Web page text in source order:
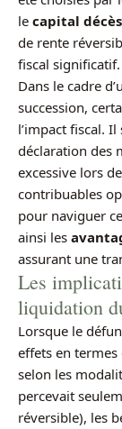
le capital décès
de rente
fiscal significatif.
Dans le cadre
succession,
l’impact fiscal.
déclaration des
excessive lors
contribuables
pour naviguer
ainsi les
assurant une
Les
liquidation
Lorsque le
effets en
selon les
percevait
réversible), les